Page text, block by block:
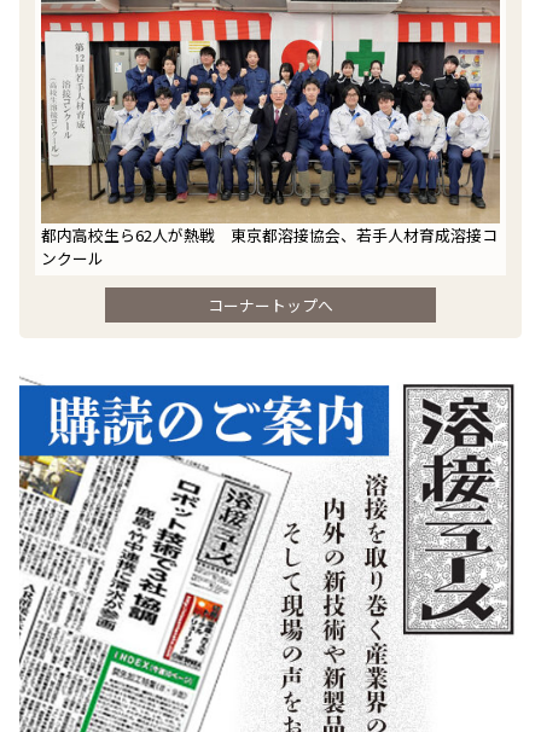
都内高校生ら62人が熱戦 東京都溶接協会、若手人材育成溶接コ
ンクール
コーナートップへ